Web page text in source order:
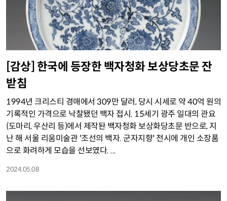
[감상] 한국에 등장한 백자청화 보상당초문 잔
받침
1994년 크리스티 경매에서 309만 달러, 당시 시세로 약 40억 원의
기록적인 가격으로 낙찰됐던 백자 접시. 15세기 광주 일대의 관요
(도마리, 우산리 등)에서 제작돤 백자청화 보상화당초문 반으로, 지
난 해 서울 리움미술관 '조선의 백자. 군자지향' 전시에 개인 소장품
으로 화려하게 모습을 선보였다. ...
2024.05.08